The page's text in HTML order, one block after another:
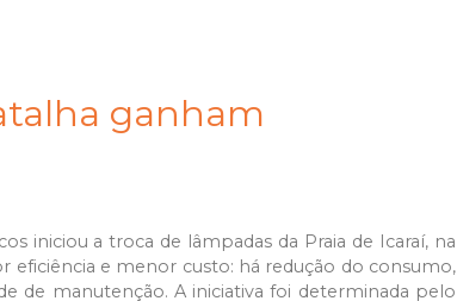
ganham
iniciou a troca de lâmpadas da Praia de Icaraí, na
eficiência e menor custo: há redução do consumo,
de manutenção. A iniciativa foi determinada pelo